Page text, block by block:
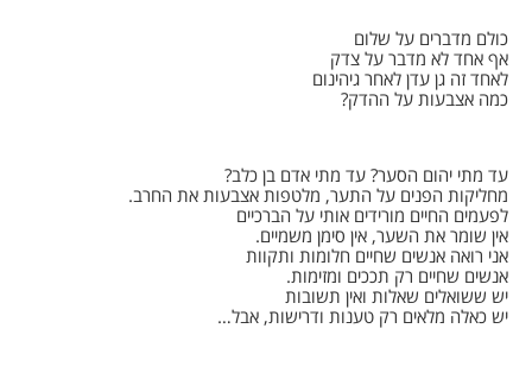
כולם מדברים על שלום
אף אחד לא מדבר על צדק
לאחד זה גן עדן לאחר גיהינום
כמה אצבעות על ההדק?
עד מתי יהום הסער? עד מתי אדם בן כלב?
מחליקות הפנים על התער, מלטפות אצבעות את החרב.
לפעמים החיים מורידים אותי על הברכיים
אין שומר את השער, אין סימן משמיים.
אני רואה אנשים שחיים חלומות ותקוות
אנשים שחיים רק תככים ומזימות.
יש ששואלים שאלות ואין תשובות
יש כאלה מלאים רק טענות ודרישות, אבל…